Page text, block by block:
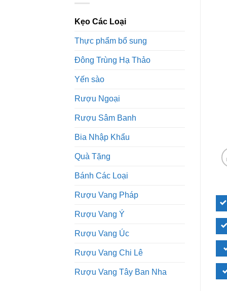
Kẹo Các Loại
Thực phẩm bổ sung
Đông Trùng Hạ Thảo
Yến sào
Rượu Ngoại
Rượu Sâm Banh
Bia Nhập Khẩu
Quà Tặng
Bánh Các Loại
Rượu Vang Pháp
Rượu Vang Ý
Rượu Vang Úc
Rượu Vang Chi Lê
Rượu Vang Tây Ban Nha